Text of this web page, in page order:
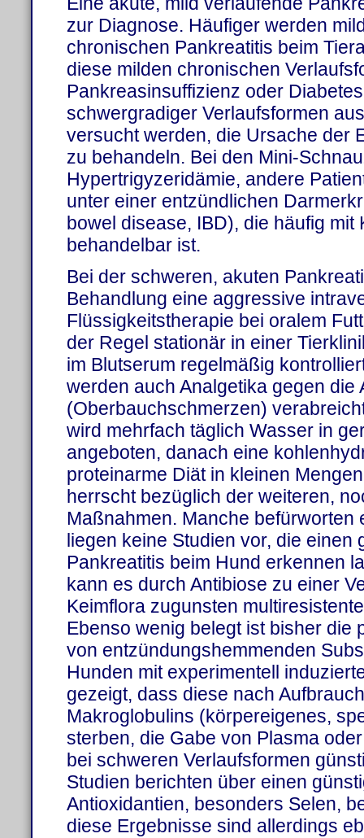
zur Diagnose. Häufiger werden
chronischen Pankreatitis beim
diese milden chronischen
Pankreasinsuffizienz oder
schwergradiger Verlaufsformen
versucht werden, die Ursache der
zu behandeln. Bei den Mini-
Hypertrigyzeridämie, andere
unter einer entzündlichen
bowel disease, IBD), die häufig mit
behandelbar ist.
Bei der schweren, akuten
Behandlung eine aggressive
Flüssigkeitstherapie bei oralem
der Regel stationär in einer
im Blutserum regelmäßig
werden auch Analgetika gegen die
(Oberbauchschmerzen)
wird mehrfach täglich Wasser in
angeboten, danach eine
proteinarme Diät in kleinen
herrscht bezüglich der weiteren,
Maßnahmen. Manche befürworten
liegen keine Studien vor, die einen
Pankreatitis beim Hund erkennen
kann es durch Antibiose zu einer
Keimflora zugunsten
Ebenso wenig belegt ist bisher die
von entzündungshemmenden
Hunden mit experimentell
gezeigt, dass diese nach
Makroglobulins (körpereigenes,
sterben, die Gabe von Plasma
bei schweren Verlaufsformen
Studien berichten über einen
Antioxidantien, besonders Selen,
diese Ergebnisse sind allerdings